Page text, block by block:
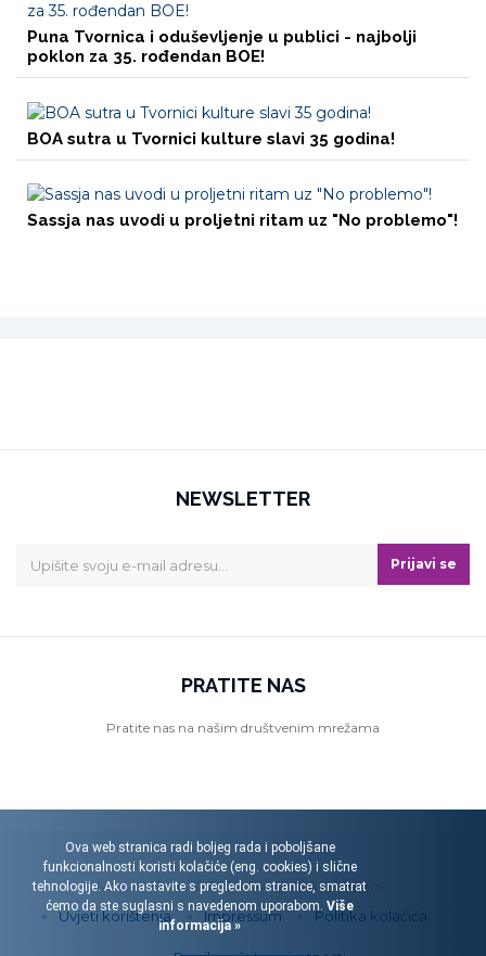
Puna Tvornica i oduševljenje u publici - najbolji
poklon za 35. rođendan BOE!
BOA sutra u Tvornici kulture slavi 35 godina!
Sassja nas uvodi u proljetni ritam uz "No problemo"!
NEWSLETTER
Prijavi se
PRATITE NAS
Pratite nas na našim društvenim mrežama
Menart d.o.o. © 2026. Sva prava pridržana.
Uvjeti korištenja
Impressum Politika kolačića
Ova web stranica radi boljeg rada i poboljšane
funkcionalnosti koristi kolačiće (eng. cookies) i slične
tehnologije. Ako nastavite s pregledom stranice, smatrat
ćemo da ste suglasni s navedenom uporabom. Više
informacija »